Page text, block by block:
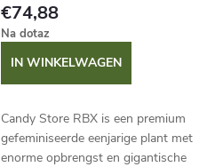
€74,88
Na dotaz
IN WINKELWAGEN
Candy Store RBX is een premium
gefeminiseerde eenjarige plant met
enorme opbrengst en gigantische